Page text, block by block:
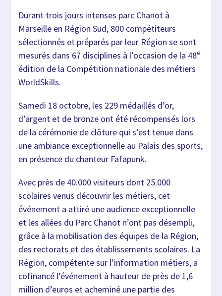
Durant trois jours intenses parc Chanot à
Marseille en Région Sud, 800 compétiteurs
sélectionnés et préparés par leur Région se sont
mesurés dans 67 disciplines à l’occasion de la 48e
édition de la Compétition nationale des métiers
WorldSkills.
Samedi 18 octobre, les 229 médaillés d’or,
d’argent et de bronze ont été récompensés lors
de la cérémonie de clôture qui s’est tenue dans
une ambiance exceptionnelle au Palais des sports,
en présence du chanteur Fafapunk.
Avec près de 40.000 visiteurs dont 25.000
scolaires venus découvrir les métiers, cet
événement a attiré une audience exceptionnelle
et les allées du Parc Chanot n’ont pas désempli,
grâce à la mobilisation des équipes de la Région,
des rectorats et des établissements scolaires. La
Région, compétente sur l’information métiers, a
cofinancé l’événement à hauteur de près de 1,6
million d’euros et acheminé une partie des